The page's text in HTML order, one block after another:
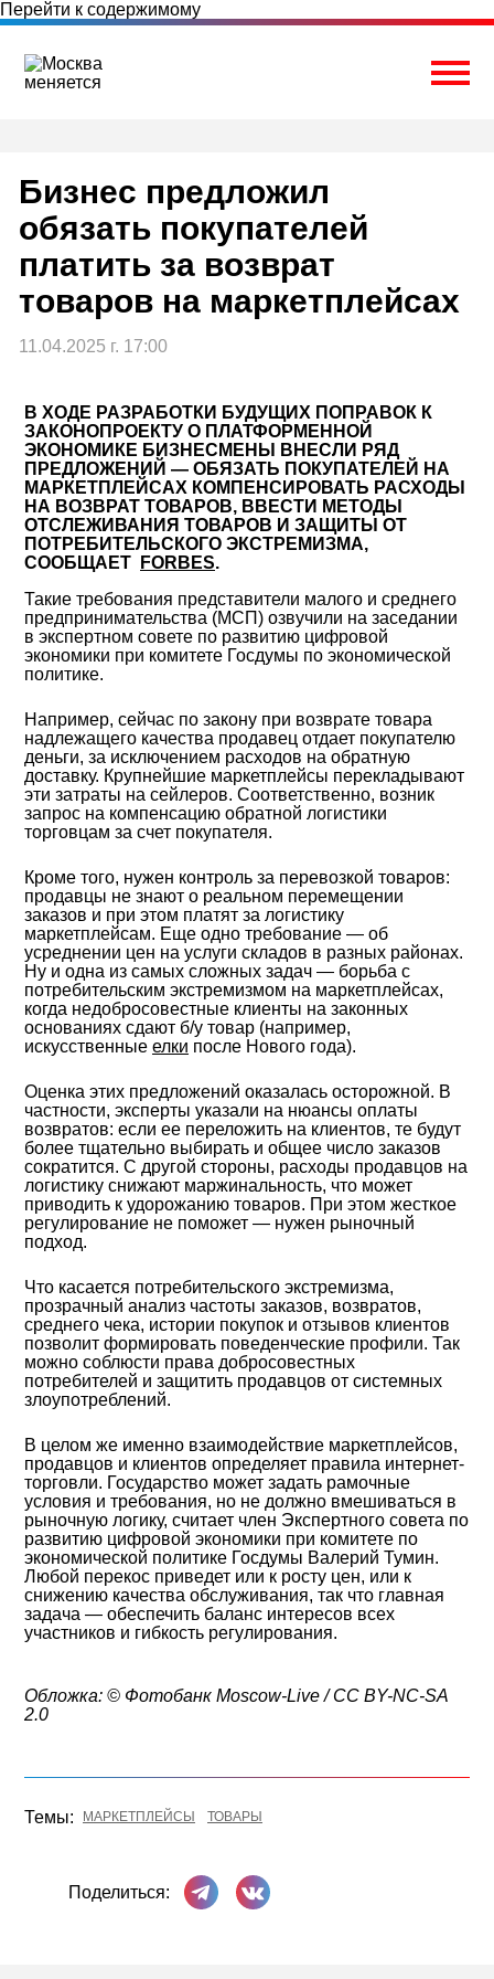
Перейти к содержимому
Бизнес предложил
обязать покупателей
платить за возврат
товаров на маркетплейсах
11.04.2025 г. 17:00
В ХОДЕ РАЗРАБОТКИ БУДУЩИХ ПОПРАВОК К
ЗАКОНОПРОЕКТУ О ПЛАТФОРМЕННОЙ
ЭКОНОМИКЕ БИЗНЕСМЕНЫ ВНЕСЛИ РЯД
ПРЕДЛОЖЕНИЙ — ОБЯЗАТЬ ПОКУПАТЕЛЕЙ НА
МАРКЕТПЛЕЙСАХ КОМПЕНСИРОВАТЬ РАСХОДЫ
НА ВОЗВРАТ ТОВАРОВ, ВВЕСТИ МЕТОДЫ
ОТСЛЕЖИВАНИЯ ТОВАРОВ И ЗАЩИТЫ ОТ
ПОТРЕБИТЕЛЬСКОГО ЭКСТРЕМИЗМА,
СООБЩАЕТ
FORBES.
Такие требования представители малого и среднего
предпринимательства (МСП) озвучили на заседании
в экспертном совете по развитию цифровой
экономики при комитете Госдумы по экономической
политике.
Например, сейчас по закону при возврате товара
надлежащего качества продавец отдает покупателю
деньги, за исключением расходов на обратную
доставку. Крупнейшие маркетплейсы перекладывают
эти затраты на сейлеров. Соответственно, возник
запрос на компенсацию обратной логистики
торговцам за счет покупателя.
Кроме того, нужен контроль за перевозкой товаров:
продавцы не знают о реальном перемещении
заказов и при этом платят за логистику
маркетплейсам. Еще одно требование — об
усреднении цен на услуги складов в разных районах.
Ну и одна из самых сложных задач — борьба с
потребительским экстремизмом на маркетплейсах,
когда недобросовестные клиенты на законных
основаниях сдают б/у товар (например,
искусственные елки после Нового года).
Оценка этих предложений оказалась осторожной. В
частности, эксперты указали на нюансы оплаты
возвратов: если ее переложить на клиентов, те будут
более тщательно выбирать и общее число заказов
сократится. С другой стороны, расходы продавцов на
логистику снижают маржинальность, что может
приводить к удорожанию товаров. При этом жесткое
регулирование не поможет — нужен рыночный
подход.
Что касается потребительского экстремизма,
прозрачный анализ частоты заказов, возвратов,
среднего чека, истории покупок и отзывов клиентов
позволит формировать поведенческие профили. Так
можно соблюсти права добросовестных
потребителей и защитить продавцов от системных
злоупотреблений.
В целом же именно взаимодействие маркетплейсов,
продавцов и клиентов определяет правила интернет-
торговли. Государство может задать рамочные
условия и требования, но не должно вмешиваться в
рыночную логику, считает член Экспертного совета по
развитию цифровой экономики при комитете по
экономической политике Госдумы Валерий Тумин.
Любой перекос приведет или к росту цен, или к
снижению качества обслуживания, так что главная
задача — обеспечить баланс интересов всех
участников и гибкость регулирования.
Обложка: © Фотобанк Moscow-Live / CC BY-NC-SA
2.0
Темы: МАРКЕТПЛЕЙСЫ ТОВАРЫ
Поделиться:
Поделиться в Телеграме
Поделиться ВКонтакте